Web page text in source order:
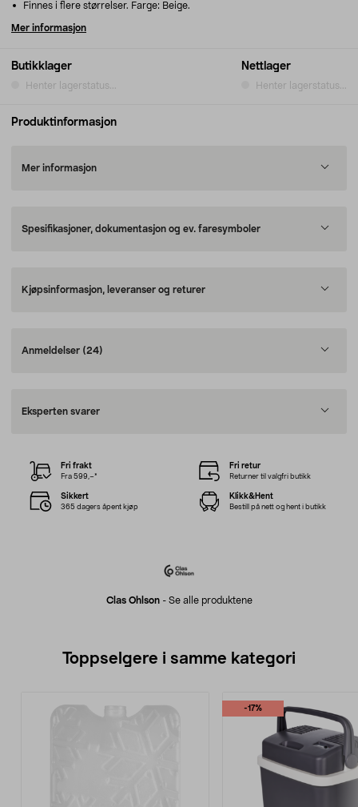
Butikklager
Henter lagerstatus...
Nettlager
Henter lagerstatus...
Finnes i flere størrelser. Farge: Beige.
Mer informasjon
Produktinformasjon
Mer informasjon
Spesifikasjoner, dokumentasjon og ev. faresymboler
Kjøpsinformasjon, leveranser og returer
Anmeldelser (24)
Eksperten svarer
Clas Ohlson- Se alle produktene
Fri frakt
Fra 599,–*
Fri retur
Returner til valgfri butikk
Sikkert
365 dagers åpent kjøp
Klikk&Hent
Bestill på nett og hent i butikk
Toppselgere i samme kategori
-17%